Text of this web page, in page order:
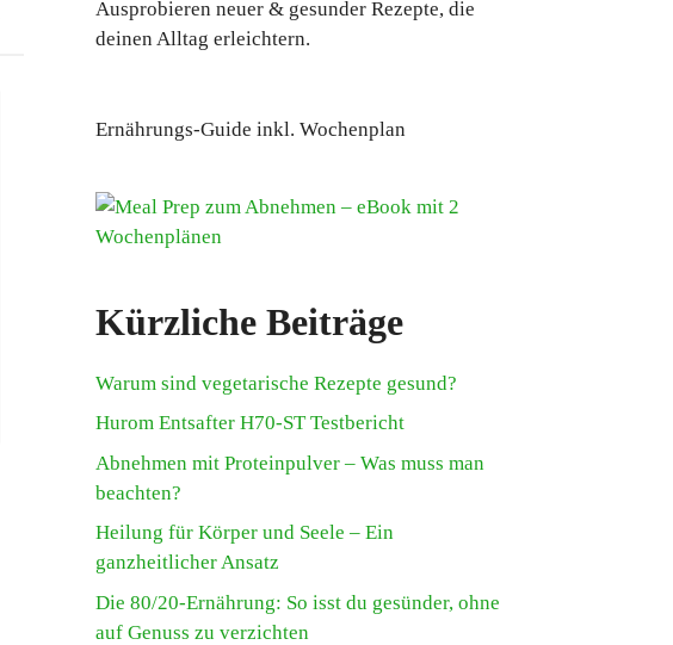
Ausprobieren neuer & gesunder Rezepte, die
deinen Alltag erleichtern.
Ernährungs-Guide inkl. Wochenplan
Kürzliche Beiträge
Warum sind vegetarische Rezepte gesund?
Hurom Entsafter H70-ST Testbericht
Abnehmen mit Proteinpulver – Was muss man
beachten?
Heilung für Körper und Seele – Ein
ganzheitlicher Ansatz
Die 80/20-Ernährung: So isst du gesünder, ohne
auf Genuss zu verzichten